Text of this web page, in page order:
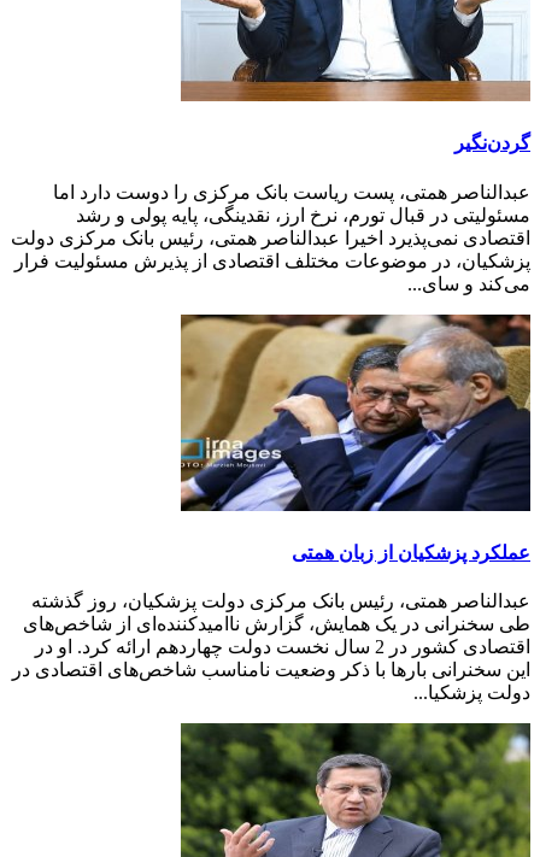
گردن‌نگیر
عبدالناصر همتی، پست ریاست بانک مرکزی را دوست دارد اما
مسئولیتی در قبال تورم، نرخ ارز، نقدینگی، پایه پولی و رشد
اقتصادی نمی‌پذیرد اخیرا عبدالناصر همتی، رئیس بانک مرکزی دولت
پزشکیان، در موضوعات مختلف اقتصادی از پذیرش مسئولیت فرار
می‌کند و سای...
عملکرد پزشکیان از زبان همتی
عبدالناصر همتی، رئیس بانک مرکزی دولت پزشکیان، روز گذشته
طی سخنرانی در یک همایش، گزارش ناامیدکننده‌ای از شاخص‌های
اقتصادی کشور در 2 سال نخست دولت چهاردهم ارائه کرد. او در
این سخنرانی بارها با ذکر وضعیت نامناسب شاخص‌های اقتصادی در
دولت پزشکیا...